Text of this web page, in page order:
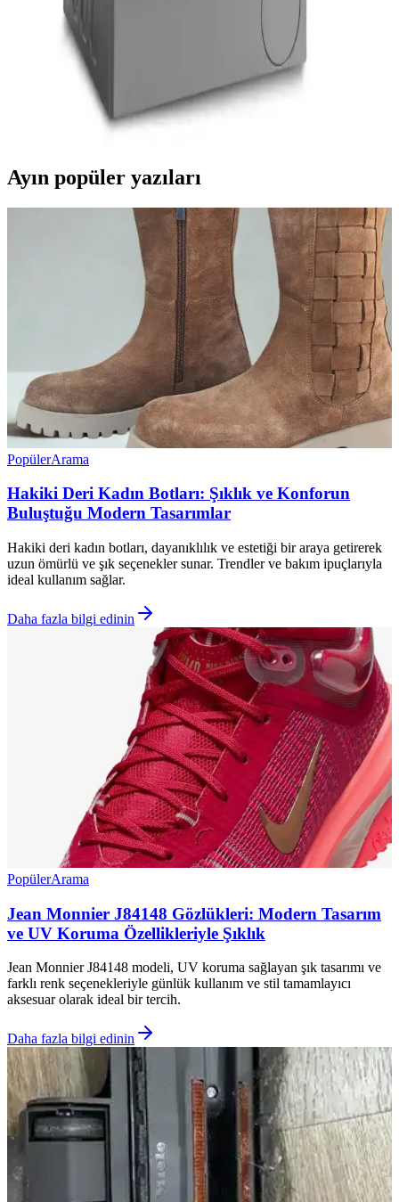
fiyatlı dayanıklı ev aletleri arayanlara yön gösteriyor.
Kampanyalı Çamaşır Makinesi Seçerken Dikkat
Edilmesi Gerekenler ve Avantajlar
Kampanyalı çamaşır makineleri, uygun fiyat ve gelişmiş özellikler
sunar. Enerji ve su tasarrufu sağlayan modeller arasından seçim
yaparak uzun vadeli avantajlar elde edin.
Ayın popüler yazıları
PopülerArama
Hakiki Deri Kadın Botları: Şıklık ve Konforun
Buluştuğu Modern Tasarımlar
Hakiki deri kadın botları, dayanıklılık ve estetiği bir araya getirerek
uzun ömürlü ve şık seçenekler sunar. Trendler ve bakım ipuçlarıyla
ideal kullanım sağlar.
Daha fazla bilgi edinin
PopülerArama
Jean Monnier J84148 Gözlükleri: Modern Tasarım
ve UV Koruma Özellikleriyle Şıklık
Jean Monnier J84148 modeli, UV koruma sağlayan şık tasarımı ve
farklı renk seçenekleriyle günlük kullanım ve stil tamamlayıcı
aksesuar olarak ideal bir tercih.
Daha fazla bilgi edinin